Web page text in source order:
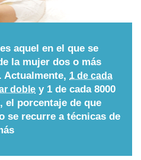
aquel en el que se
la mujer dos o más
Actualmente, 1 de cada
doble y 1 de cada 8000
el porcentaje de que
se recurre a técnicas de